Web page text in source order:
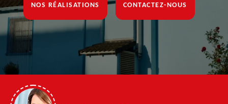
NOS RÉALISATIONS CONTACTEZ-NOUS